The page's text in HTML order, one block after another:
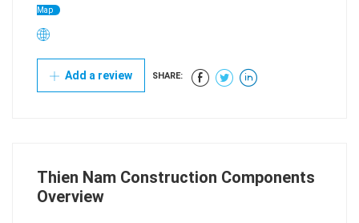
Map
Add a review SHARE:
Thien Nam Construction Components
Overview